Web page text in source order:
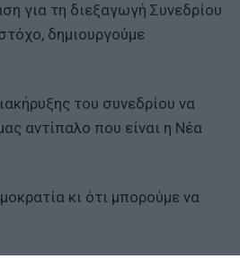
για τη διεξαγωγή Συνεδρίου
δημιουργούμε
του συνεδρίου να
αντίπαλο που είναι η Νέα
κι ότι μπορούμε να
εικόνας που